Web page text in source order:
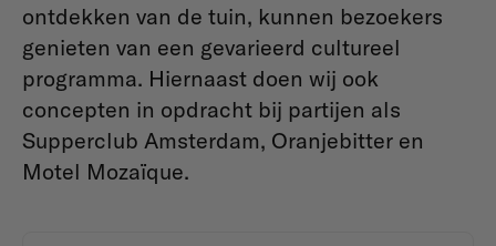
ontdekken van de tuin, kunnen bezoekers
genieten van een gevarieerd cultureel
programma. Hiernaast doen wij ook
concepten in opdracht bij partijen als
Supperclub Amsterdam, Oranjebitter en
Motel Mozaïque.